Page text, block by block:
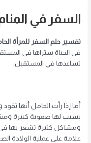
السفر في
تفسير حلم السفر للمرأة
في الحياة ستراها في
تساعدها في المستقبل.
أما إذا رأت الحامل أنها
يسبب لها صعوبة كبيرة
ومشاكل كثيرة تشعر بها في
علامة على عملية الولادة